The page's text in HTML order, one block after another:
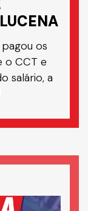
pagou os
o CCT e
salário, a